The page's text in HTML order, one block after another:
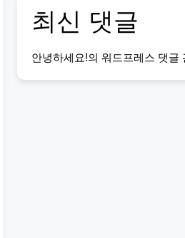
최신 댓글
안녕하세요!의 워드프레스 댓글